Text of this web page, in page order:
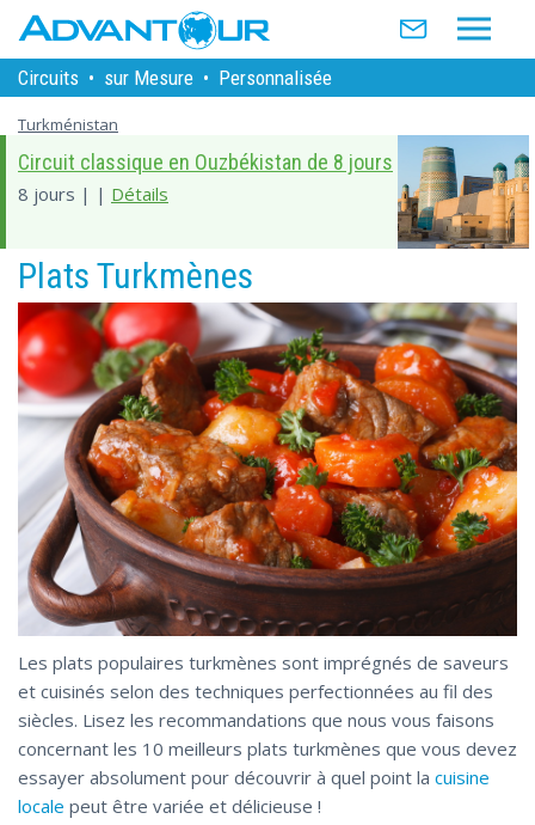
Circuits • sur Mesure • Personnalisée
Turkménistan
Circuit classique en Ouzbékistan de 8 jours
8 jours | | Détails
Plats Turkmènes
Les plats populaires turkmènes sont imprégnés de saveurs
et cuisinés selon des techniques perfectionnées au fil des
siècles. Lisez les recommandations que nous vous faisons
concernant les 10 meilleurs plats turkmènes que vous devez
essayer absolument pour découvrir à quel point la cuisine
locale peut être variée et délicieuse !